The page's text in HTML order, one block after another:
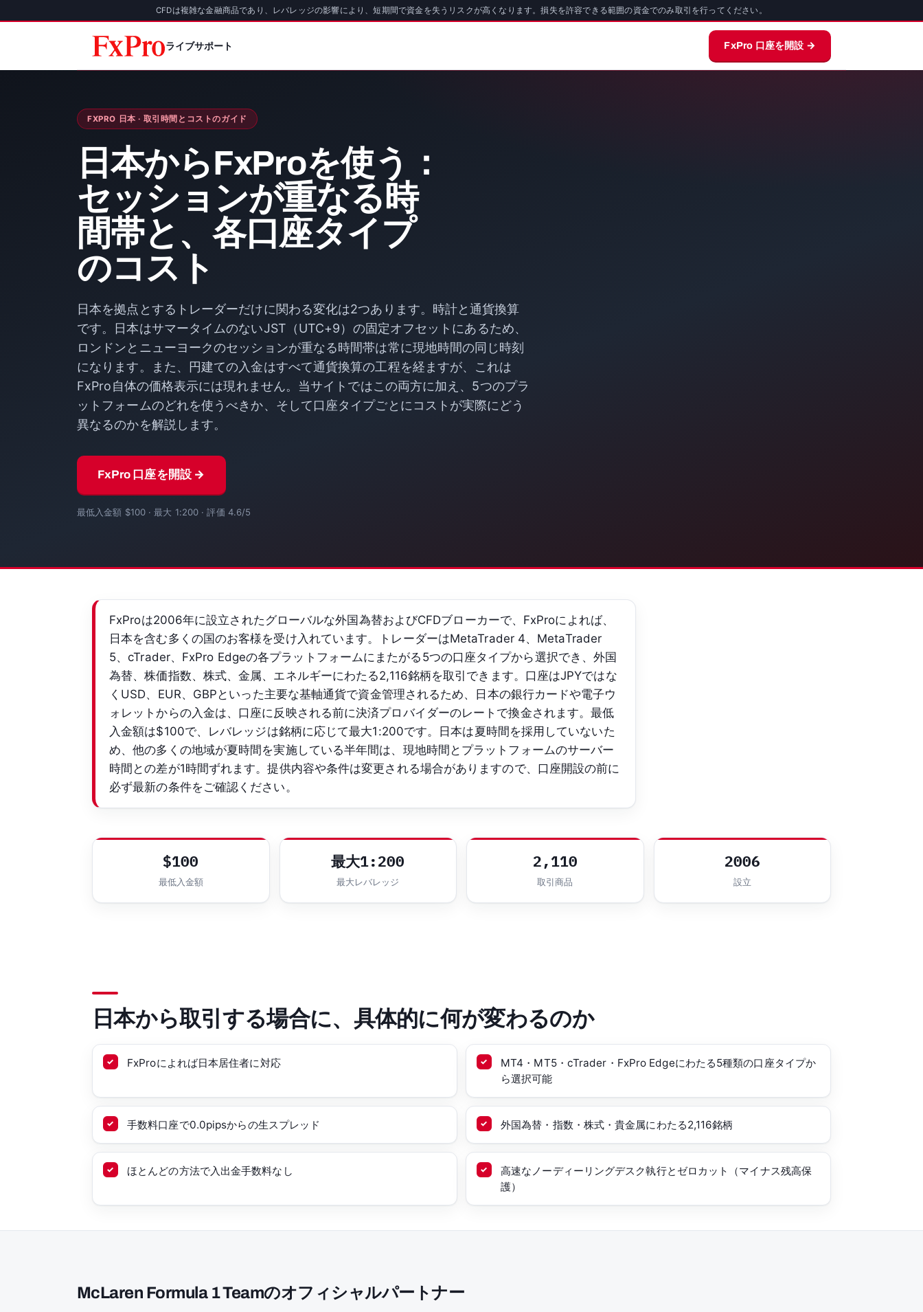
CFDは複雑な金融商品であり、レバレッジの影響により、短期間で資金を失うリスクが高くなります。損失を許容できる範囲の資金でのみ取引を行ってください。
ライブサポート FxPro 口座を開設 →
FXPRO 日本 · 取引時間とコストのガイド
日本からFxProを使う：
セッションが重なる時
間帯と、各口座タイプ
のコスト
日本を拠点とするトレーダーだけに関わる変化は2つあります。時計と通貨換算
です。日本はサマータイムのないJST（UTC+9）の固定オフセットにあるため、
ロンドンとニューヨークのセッションが重なる時間帯は常に現地時間の同じ時刻
になります。また、円建ての入金はすべて通貨換算の工程を経ますが、これは
FxPro自体の価格表示には現れません。当サイトではこの両方に加え、5つのプラ
ットフォームのどれを使うべきか、そして口座タイプごとにコストが実際にどう
異なるのかを解説します。
FxPro 口座を開設 →
最低入金額 $100 · 最大 1:200 · 評価 4.6/5
FxProは2006年に設立されたグローバルな外国為替およびCFDブローカーで、FxProによれば、
日本を含む多くの国のお客様を受け入れています。トレーダーはMetaTrader 4、MetaTrader
5、cTrader、FxPro Edgeの各プラットフォームにまたがる5つの口座タイプから選択でき、外国
為替、株価指数、株式、金属、エネルギーにわたる2,116銘柄を取引できます。口座はJPYではな
くUSD、EUR、GBPといった主要な基軸通貨で資金管理されるため、日本の銀行カードや電子ウ
ォレットからの入金は、口座に反映される前に決済プロバイダーのレートで換金されます。最低
入金額は$100で、レバレッジは銘柄に応じて最大1:200です。日本は夏時間を採用していないた
め、他の多くの地域が夏時間を実施している半年間は、現地時間とプラットフォームのサーバー
時間との差が1時間ずれます。提供内容や条件は変更される場合がありますので、口座開設の前に
必ず最新の条件をご確認ください。
$100
最低入金額
最大1:200
最大レバレッジ
2,110
取引商品
2006
設立
日本から取引する場合に、具体的に何が変わるのか
FxProによれば日本居住者に対応
MT4・MT5・cTrader・FxPro Edgeにわたる5種類の口座タイプか
ら選択可能
手数料口座で0.0pipsからの生スプレッド 外国為替・指数・株式・貴金属にわたる2,116銘柄
ほとんどの方法で入出金手数料なし
高速なノーディーリングデスク執行とゼロカット（マイナス残高保
護）
McLaren Formula 1 Teamのオフィシャルパートナー